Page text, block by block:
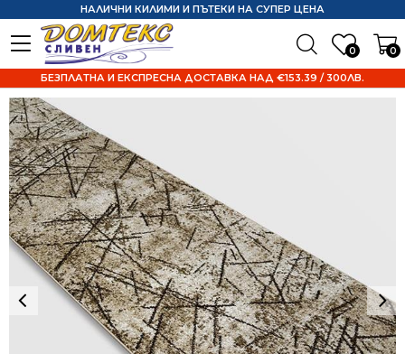
0 0
НАЛИЧНИ КИЛИМИ И ПЪТЕКИ НА СУПЕР ЦЕНА
БЕЗПЛАТНА И ЕКСПРЕСНА ДОСТАВКА НАД €153.39 / 300ЛВ.